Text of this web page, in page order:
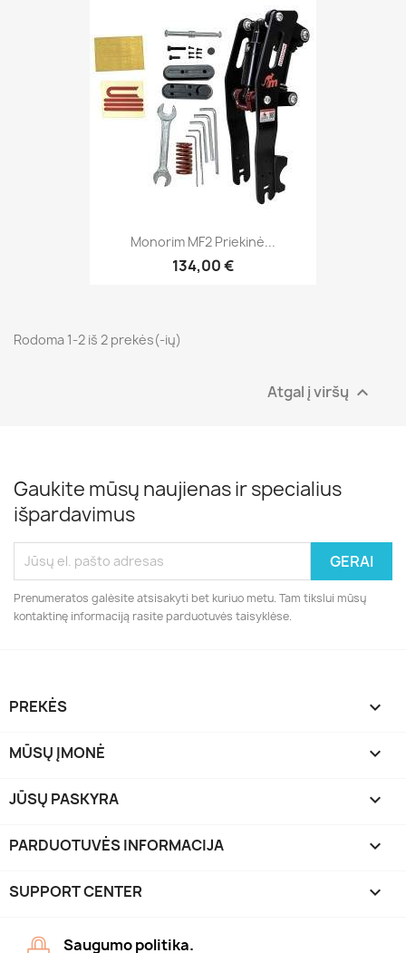
Monorim MF2 Priekinė...
134,00 €
Rodoma 1-2 iš 2 prekės(-ių)
Atgal į viršų 
Gaukite mūsų naujienas ir specialius
išpardavimus
Prenumeratos galėsite atsisakyti bet kuriuo metu. Tam tikslui mūsų
kontaktinę informaciją rasite parduotuvės taisyklėse.
PREKĖS 
MŪSŲ ĮMONĖ 
JŪSŲ PASKYRA 
PARDUOTUVĖS INFORMACIJA keyboard_arrow_down
SUPPORT CENTER 
Saugumo politika.